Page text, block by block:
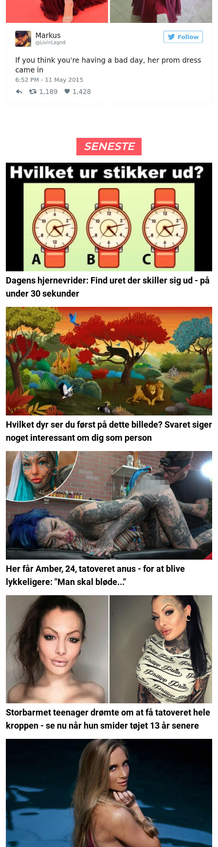
SENESTE
Dagens hjernevrider: Find uret der skiller sig ud - på
under 30 sekunder
Hvilket dyr ser du først på dette billede? Svaret siger
noget interessant om dig som person
Her får Amber, 24, tatoveret anus - for at blive
lykkeligere: "Man skal bløde..."
Storbarmet teenager drømte om at få tatoveret hele
kroppen - se nu når hun smider tøjet 13 år senere